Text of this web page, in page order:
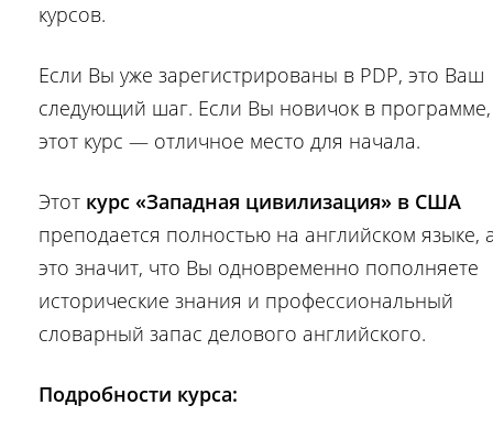
курсов.
Если Вы уже зарегистрированы в PDP, это Ваш
следующий шаг. Если Вы новичок в программе,
этот курс — отличное место для начала.
Этот курс «Западная цивилизация» в США
преподается полностью на английском языке,
это значит, что Вы одновременно пополняете
исторические знания и профессиональный
словарный запас делового английского.
Подробности курса: